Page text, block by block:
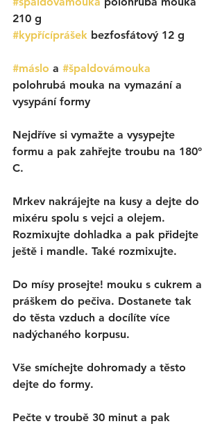
210 g
#kypřícíprášek bezfosfátový 12 g
#máslo a #špaldovámouka
polohrubá mouka na vymazání a
vysypání formy
Nejdříve si vymažte a vysypejte
formu a pak zahřejte troubu na 180°
C.
Mrkev nakrájejte na kusy a dejte do
mixéru spolu s vejci a olejem.
Rozmixujte dohladka a pak přidejte
ještě i mandle. Také rozmixujte.
Do mísy prosejte! mouku s cukrem a
práškem do pečiva. Dostanete tak
do těsta vzduch a docílíte více
nadýchaného korpusu.
Vše smíchejte dohromady a těsto
dejte do formy.
Pečte v troubě 30 minut a pak